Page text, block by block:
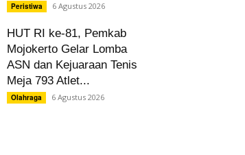
Peristiwa 6 Agustus 2026
HUT RI ke-81, Pemkab
Mojokerto Gelar Lomba
ASN dan Kejuaraan Tenis
Meja 793 Atlet...
Olahraga 6 Agustus 2026